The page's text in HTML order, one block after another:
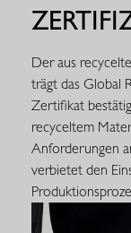
Der aus
trägt das Global
Zertifikat
recyceltem
Anforderungen
verbietet den